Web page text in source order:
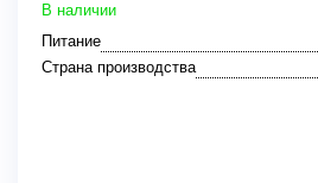
В наличии
Питание
Страна производства